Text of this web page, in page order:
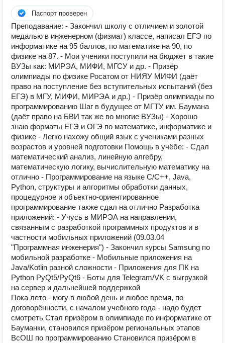
Паспорт проверен
Преподавание: - Закончил школу с отличием и золотой
медалью в инженерном (физмат) классе, написал ЕГЭ по
информатике на 95 баллов, по математике на 90, по
физике на 87. - Мои ученики поступили на бюджет в такие
ВУЗы как: МИРЭА, МИФИ, МГСУ и др. - Призёр
олимпиады по физике Росатом от НИЯУ МИФИ (даёт
право на поступление без вступительных испытаний (без
ЕГЭ) в МГУ, МИФИ, МИРЭА и др.) - Призёр олимпиады по
программированию Шаг в будущее от МГТУ им. Баумана
(даёт право на БВИ так же во многие ВУЗы) - Хорошо
знаю форматы ЕГЭ и ОГЭ по математике, информатике и
физике - Легко нахожу общий язык с учениками разных
возрастов и уровней подготовки Помощь в учёбе: - Сдал
математический анализ, линейную алгебру,
математическую логику, вычислительную математику на
отлично - Программирование на языке C/C++, Java,
Python, структуры и алгоритмы обработки данных,
процедурное и объектно-ориентированное
программирование также сдал на отлично Разработка
приложений: - Учусь в МИРЭА на направлении,
связанным с разработкой программных продуктов и в
частности мобильных приложений (09.03.04
"Программная инженерия") - Закончил курсы Samsung по
мобильной разработке - Мобильные приложения на
Java/Kotlin разной сложности - Приложения для ПК на
Python PyQt5/PyQt6 - Боты для Telegram/VK с выгрузкой
на сервер и дальнейшей поддержкой
Пока лето - могу в любой день и любое время, по
договорённости, с началом учебного года - надо будет
смотреть Стал призёром в олимпиаде по информатике от
Бауманки, становился призёром региональных этапов
ВсОШ по программированию Становился призёром в